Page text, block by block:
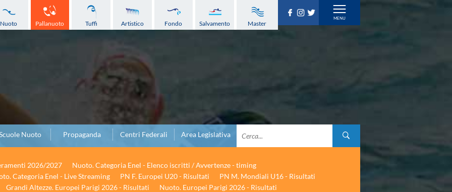
Nuoto Pallanuoto Tuffi Artistico Fondo Salvamento Master
Nuoto Propaganda Centri Federali Area Legislativa
2026/2027
Nuoto. Categoria Enel - Elenco iscritti / Avvertenze - timing
Categoria Enel - Live Streaming PN F. Europei U20 - Risultati
PN M. Mondiali U16 - Risultati
Grandi Altezze. Europei Parigi 2026 - Risultati Nuoto. Europei Parigi 2026 - Risultati